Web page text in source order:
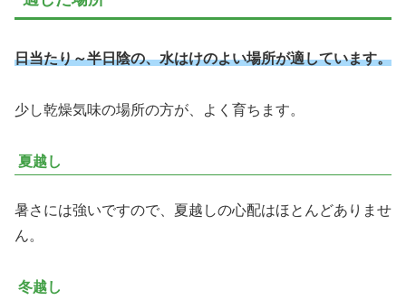
日当たり～半日陰の、水はけのよい場所が適しています。
少し乾燥気味の場所の方が、よく育ちます。
夏越し
暑さには強いですので、夏越しの心配はほとんどありませ
ん。
冬越し